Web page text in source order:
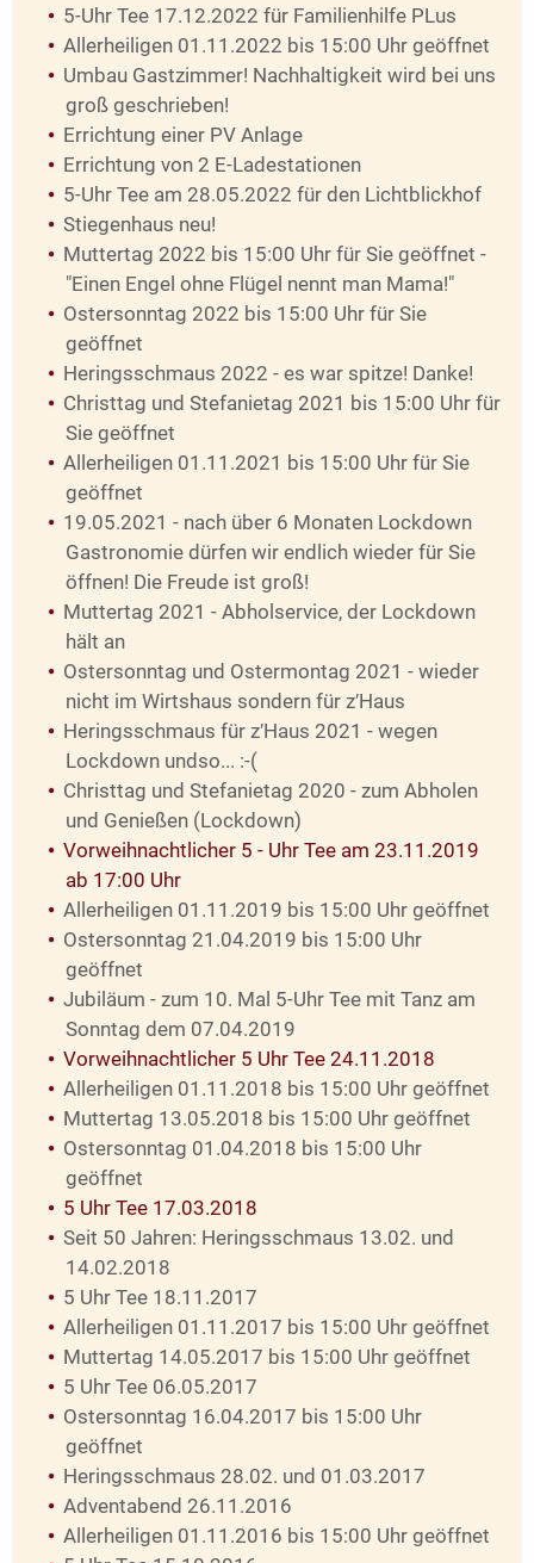
5-Uhr Tee 17.12.2022 für Familienhilfe PLus
Allerheiligen 01.11.2022 bis 15:00 Uhr geöffnet
Umbau Gastzimmer! Nachhaltigkeit wird bei uns
groß geschrieben!
Errichtung einer PV Anlage
Errichtung von 2 E-Ladestationen
5-Uhr Tee am 28.05.2022 für den Lichtblickhof
Stiegenhaus neu!
Muttertag 2022 bis 15:00 Uhr für Sie geöffnet -
"Einen Engel ohne Flügel nennt man Mama!"
Ostersonntag 2022 bis 15:00 Uhr für Sie
geöffnet
Heringsschmaus 2022 - es war spitze! Danke!
Christtag und Stefanietag 2021 bis 15:00 Uhr für
Sie geöffnet
Allerheiligen 01.11.2021 bis 15:00 Uhr für Sie
geöffnet
19.05.2021 - nach über 6 Monaten Lockdown
Gastronomie dürfen wir endlich wieder für Sie
öffnen! Die Freude ist groß!
Muttertag 2021 - Abholservice, der Lockdown
hält an
Ostersonntag und Ostermontag 2021 - wieder
nicht im Wirtshaus sondern für z′Haus
Heringsschmaus für z′Haus 2021 - wegen
Lockdown undso... :-(
Christtag und Stefanietag 2020 - zum Abholen
und Genießen (Lockdown)
Vorweihnachtlicher 5 - Uhr Tee am 23.11.2019
ab 17:00 Uhr
Allerheiligen 01.11.2019 bis 15:00 Uhr geöffnet
Ostersonntag 21.04.2019 bis 15:00 Uhr
geöffnet
Jubiläum - zum 10. Mal 5-Uhr Tee mit Tanz am
Sonntag dem 07.04.2019
Vorweihnachtlicher 5 Uhr Tee 24.11.2018
Allerheiligen 01.11.2018 bis 15:00 Uhr geöffnet
Muttertag 13.05.2018 bis 15:00 Uhr geöffnet
Ostersonntag 01.04.2018 bis 15:00 Uhr
geöffnet
5 Uhr Tee 17.03.2018
Seit 50 Jahren: Heringsschmaus 13.02. und
14.02.2018
5 Uhr Tee 18.11.2017
Allerheiligen 01.11.2017 bis 15:00 Uhr geöffnet
Muttertag 14.05.2017 bis 15:00 Uhr geöffnet
5 Uhr Tee 06.05.2017
Ostersonntag 16.04.2017 bis 15:00 Uhr
geöffnet
Heringsschmaus 28.02. und 01.03.2017
Adventabend 26.11.2016
Allerheiligen 01.11.2016 bis 15:00 Uhr geöffnet